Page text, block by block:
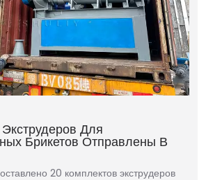
Для
Брикетов Отправлены В
20 комплектов экструдеров